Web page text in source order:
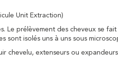
Unit Extraction)
Le prélèvement des cheveux se
sont isolés uns à uns sous
chevelu, extenseurs ou expandeurs